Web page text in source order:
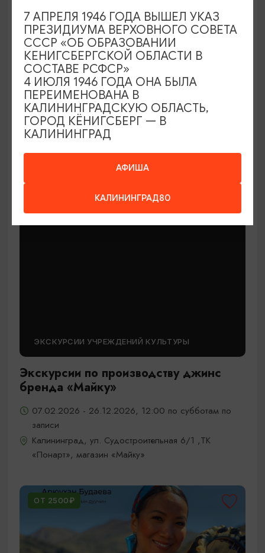
МАСТЕР-КЛАССЫ
Мастер-классы по керамике Елены
Бодяковой
Калининград, ул. Баранова, 45
ЭКСКУРСИИ УЧРЕЖДЕНИЙ КУЛЬТУРЫ
Экскурсии по производству джинс
бренда «Майку»
07.02.2026 - 26.12.2026, 12:00 по субботам по
записи
Калининград, ул. Судостроительная 6/1 ,ТК
«Понарт», магазин «Майку»
ОТ 2500₽
АФИША
КАЛИНИНГРАД80
7 АПРЕЛЯ 1946 ГОДА ВЫШЕЛ УКАЗ
ПРЕЗИДИУМА ВЕРХОВНОГО СОВЕТА
СССР «ОБ ОБРАЗОВАНИИ
КЕНИГСБЕРГСКОЙ ОБЛАСТИ В
СОСТАВЕ РСФСР»
4 ИЮЛЯ 1946 ГОДА ОНА БЫЛА
ПЕРЕИМЕНОВАНА В
КАЛИНИНГРАДСКУЮ ОБЛАСТЬ,
ГОРОД КЁНИГСБЕРГ — В
КАЛИНИНГРАД